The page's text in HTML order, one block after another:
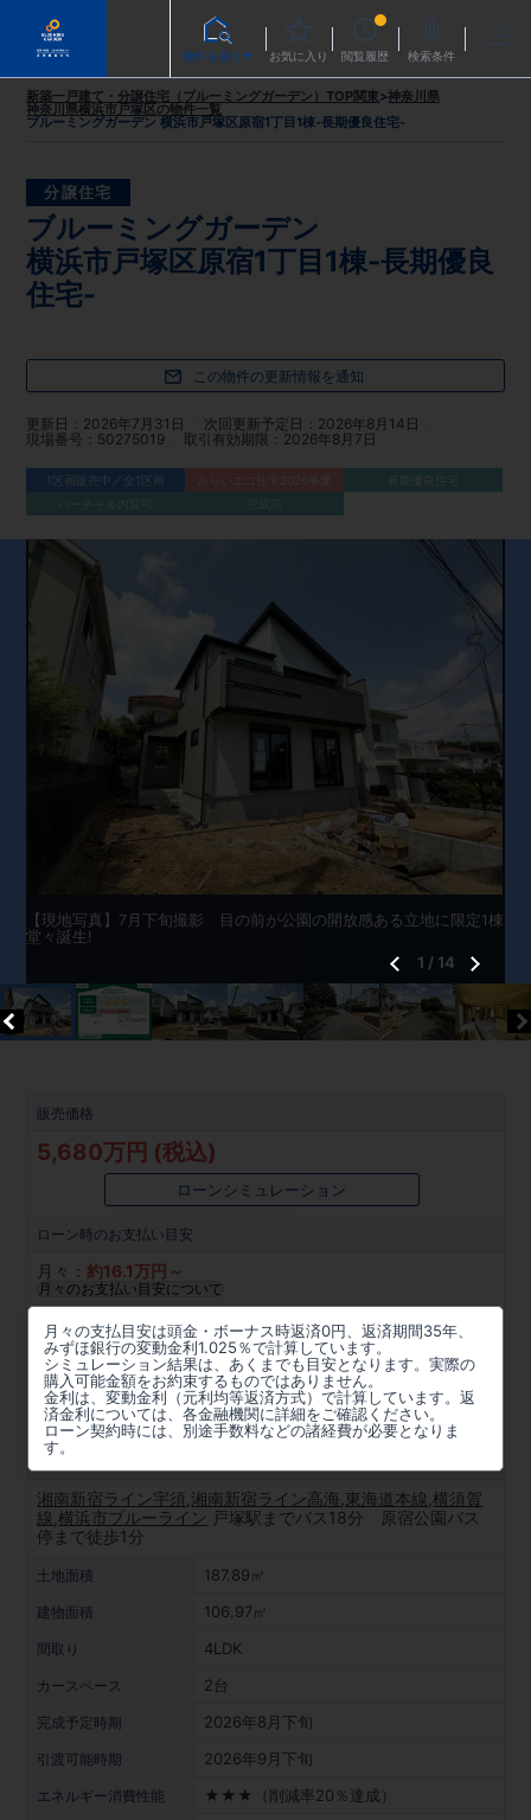
物件を探す お気に入り 閲覧履歴 検索条件
新築一戸建て・分譲住宅（ブルーミングガーデン）TOP関東>神奈川県
神奈川県横浜市戸塚区の物件一覧
ブルーミングガーデン 横浜市戸塚区原宿1丁目1棟-長期優良住宅-
分譲住宅
ブルーミングガーデン
横浜市戸塚区原宿1丁目1棟-長期優良
住宅-
この物件の更新情報を通知
更新日 2026年7月31日 次回更新予定日
2026年8月14日
現場番号
50275019 取引有効期限 2026年8月7日
1区画販売中／全1区画
長期優良住宅
バーチャル内覧可
完成前
販売価格
5,680万円 (税込)
ローンシミュレーション
ローン時のお支払い目安
月々：約16.1万円～
月々のお支払い目安について
月々の支払目安は頭金・ボーナス時返済0円、返済期間35年、
みずほ銀行の変動金利1.025％で計算しています。
シミュレーション結果は、あくまでも目安となります。実際の
購入可能金額をお約束するものではありません。
金利は、変動金利（元利均等返済方式）で計算しています。返
済金利については、各金融機関に詳細をご確認ください。
ローン契約時には、別途手数料などの諸経費が必要となりま
す。
所在地
神奈川県横浜市戸塚区原宿１丁目527番4(地番)、横浜市戸
塚区原宿1-27-17(住居表示)
周辺マップを見る
アクセス
湘南新宿ライン宇須 ,湘南新宿ライン高海 東海道本線 ,横須賀
線 ,横浜市ブルーライン 戸塚駅までバス18分 原宿公園バス
停まで徒歩1分
土地面積 187.89㎡
建物面積 106.97㎡
間取り 4LDK
カースペース 2台
完成予定時期 2026年8月下旬
引渡可能時期 2026年9月下旬
エネルギー消費性能 ★★★（削減率20％達成）
【現地写真】7月下旬撮影 目の前が公園の開放感ある立地に限定1棟
堂々誕生!
1 / 14